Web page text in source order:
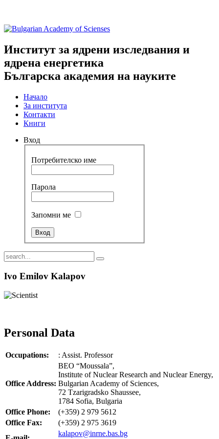
Институт за ядрени изследвания и
ядрена енергетика
Българска академия на науките
Начало
За института
Контакти
Книги
Вход
Потребителско име
Парола
Запомни ме
Ivo Emilov Kalapov
Personal Data
Occupations: : Assist. Professor
Office Address:
BEO “Moussala”,
Institute of Nuclear Research and Nuclear Energy,
Bulgarian Academy of Sciences,
72 Tzarigradsko Shaussee,
1784 Sofia, Bulgaria
Office Phone:
(+359) 2 979 5612
Office Fax:
(+359) 2 975 3619
kalapov@inrne.bas.bg